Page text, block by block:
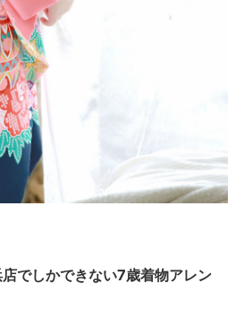
でしかできない7歳着物アレン